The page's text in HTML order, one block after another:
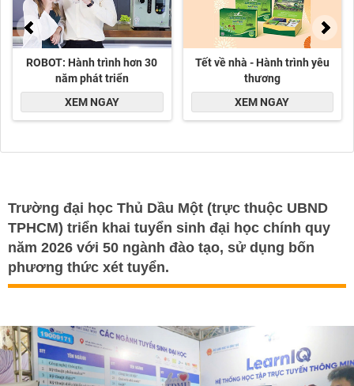
Trường đại học Thủ Dầu Một (trực thuộc UBND
TPHCM) triển khai tuyển sinh đại học chính quy
năm 2026 với 50 ngành đào tạo, sử dụng bốn
phương thức xét tuyển.